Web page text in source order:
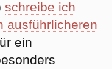
schreibe ich
ausführlicheren
ein